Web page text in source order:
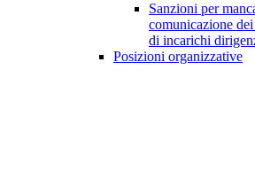
Sanzioni per
comunicazione
di incarichi
Posizioni organizzative